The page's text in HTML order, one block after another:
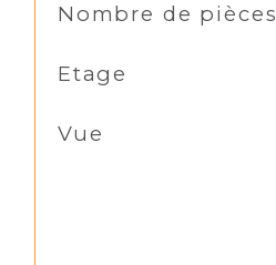
Nombre de pièces
Etage
Vue